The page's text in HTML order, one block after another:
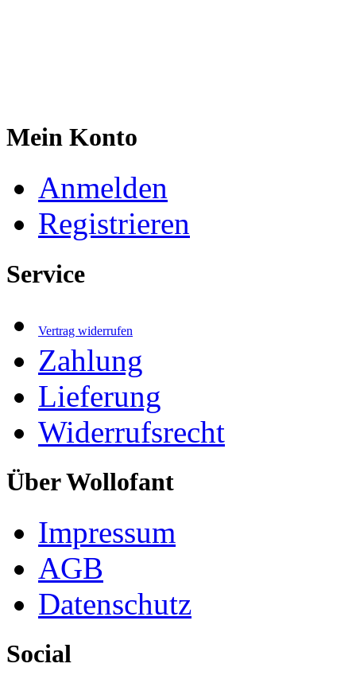
Mein Konto
Anmelden
Registrieren
Service
Vertrag widerrufen
Zahlung
Lieferung
Widerrufsrecht
Über Wollofant
Impressum
AGB
Datenschutz
Social